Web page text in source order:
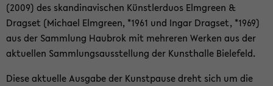
(2009) des skan­di­na­vi­schen Künst­ler­du­os Elm­green &
Drags­et (Mi­cha­el Elm­green, *1961 und Ingar Drags­et, *1969)
aus der Samm­lung Hau­brok mit meh­re­ren Wer­ken aus der
ak­tu­el­len Samm­lungs­aus­stel­lung der Kunst­hal­le Bie­le­feld.
Diese ak­tu­el­le Aus­ga­be der Kunst­pau­se dreht sich um die